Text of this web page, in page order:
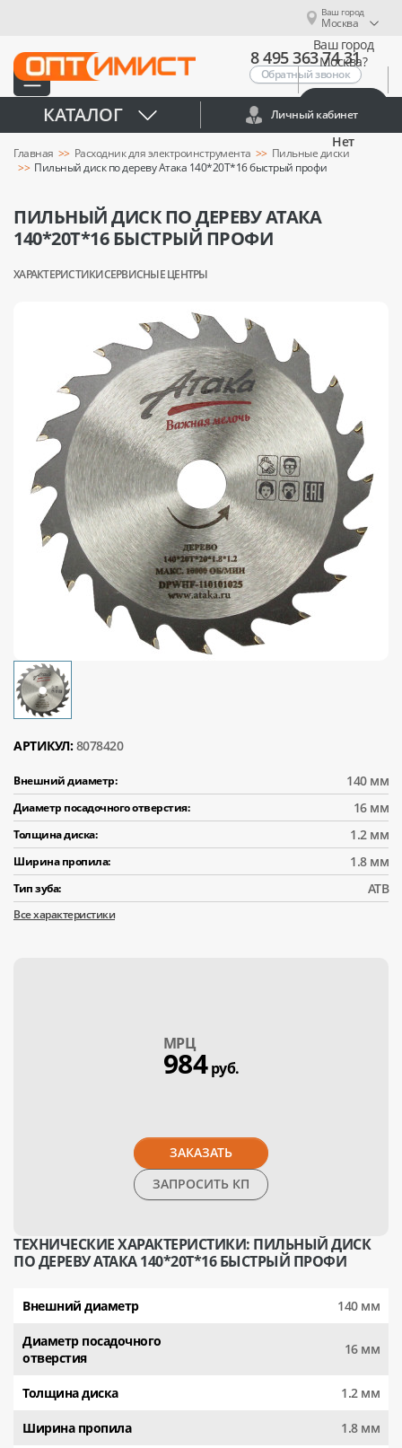
Ваш город
Москва
Ваш город
Москва?
Нет
8 495 363 74 31
Обратный звонок
КАТАЛОГ Личный кабинет
Главная Расходник для электроинструмента
Пильные диски
Пильный диск по дереву Атака 140*20T*16 быстрый профи
ПИЛЬНЫЙ ДИСК ПО ДЕРЕВУ АТАКА
140*20T*16 БЫСТРЫЙ ПРОФИ
ХАРАКТЕРИСТИКИСЕРВИСНЫЕ ЦЕНТРЫ
АРТИКУЛ: 8078420
Внешний диаметр: 140 мм
Диаметр посадочного отверстия: 16 мм
Толщина диска: 1.2 мм
Ширина пропила: 1.8 мм
Тип зуба: АТВ
Все характеристики
МPЦ
984руб.
ЗАКАЗАТЬ
ЗАПРОСИТЬ КП
ТЕХНИЧЕСКИЕ ХАРАКТЕРИСТИКИ: ПИЛЬНЫЙ ДИСК
ПО ДЕРЕВУ АТАКА 140*20T*16 БЫСТРЫЙ ПРОФИ
Внешний диаметр 140 мм
Диаметр посадочного
отверстия
16 мм
Толщина диска 1.2 мм
Ширина пропила 1.8 мм